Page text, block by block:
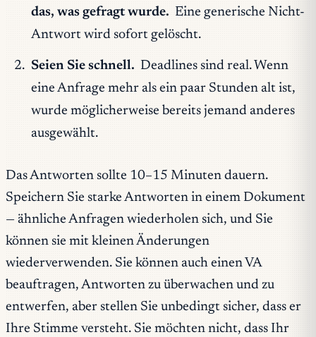
das, was gefragt wurde. Eine generische Nicht-
Antwort wird sofort gelöscht.
Seien Sie schnell. Deadlines sind real. Wenn
eine Anfrage mehr als ein paar Stunden alt ist,
wurde möglicherweise bereits jemand anderes
ausgewählt.
Das Antworten sollte 10–15 Minuten dauern.
Speichern Sie starke Antworten in einem Dokument
— ähnliche Anfragen wiederholen sich, und Sie
können sie mit kleinen Änderungen
wiederverwenden. Sie können auch einen VA
beauftragen, Antworten zu überwachen und zu
entwerfen, aber stellen Sie unbedingt sicher, dass er
Ihre Stimme versteht. Sie möchten nicht, dass Ihr